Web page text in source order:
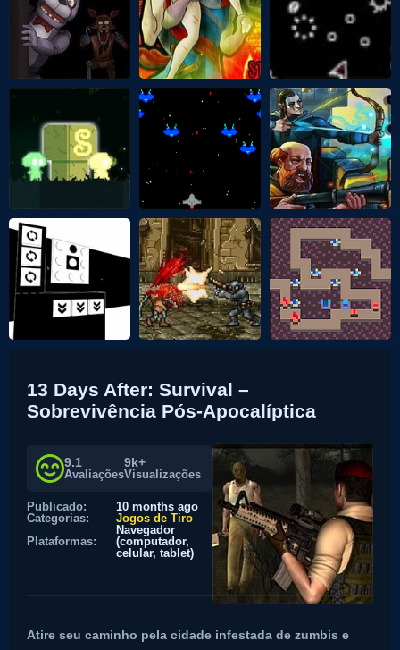
13 Days After: Survival –
Sobrevivência Pós-Apocalíptica
9.1
Avaliações
9k+
Visualizações
Publicado:
10 months ago
Categorias:
Jogos de Tiro
Plataformas:
Navegador
(computador,
celular, tablet)
Atire seu caminho pela cidade infestada de zumbis e